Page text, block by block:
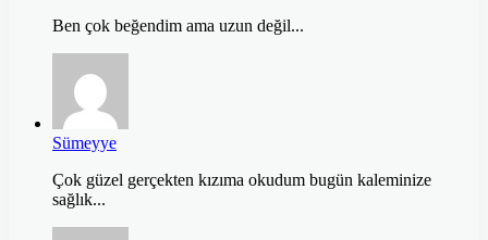
Ben çok beğendim ama uzun değil...
Sümeyye
Çok güzel gerçekten kızıma okudum bugün kaleminize
sağlık...